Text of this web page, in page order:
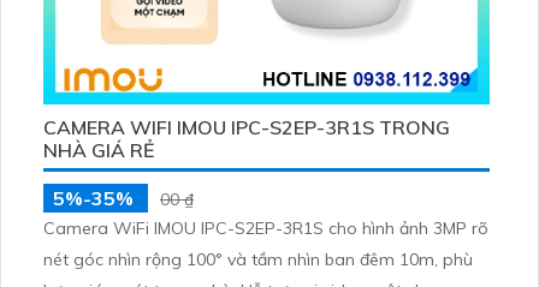
CAMERA WIFI IMOU IPC-S2EP-3R1S TRONG
NHÀ GIÁ RẺ
5%-35%
00 ₫
Camera WiFi IMOU IPC-S2EP-3R1S cho hình ảnh 3MP rõ
nét góc nhìn rộng 100° và tầm nhìn ban đêm 10m, phù